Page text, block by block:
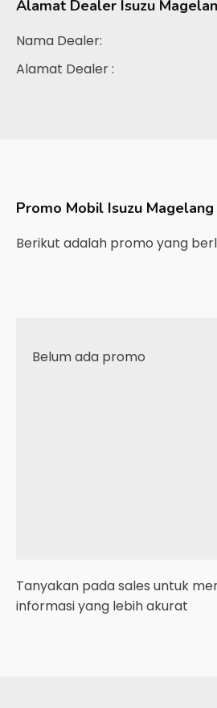
Alamat Dealer Isuzu
Nama Dealer:
Alamat Dealer :
Promo Mobil Isuzu Magelang
Berikut adalah promo yang
Belum ada promo
Tanyakan pada sales untuk
informasi yang lebih akurat